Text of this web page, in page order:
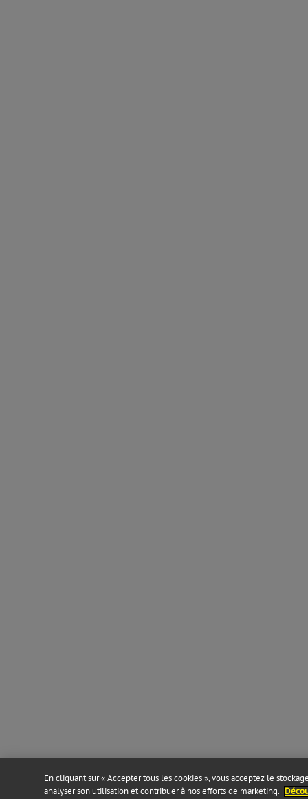
En cliquant sur « Accepter tous les cookies », vous acceptez le
analyser son utilisation et contribuer à nos efforts de marketing.